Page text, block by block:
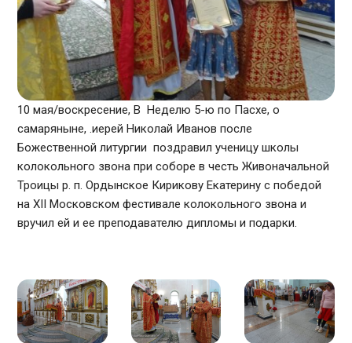
10мая/воскресение, В Неделю 5-ю по Пасхе, о
самаряныне, .иерей Николай Иванов после
Божественной литургии поздравил ученицу школы
колокольного звона при соборе в честь Живоначальной
Троицы р. п. Ордынское Кирикову Екатерину с победой
на XII Московском фестивале колокольного звона и
вручил ей и ее преподавателю дипломы и подарки.